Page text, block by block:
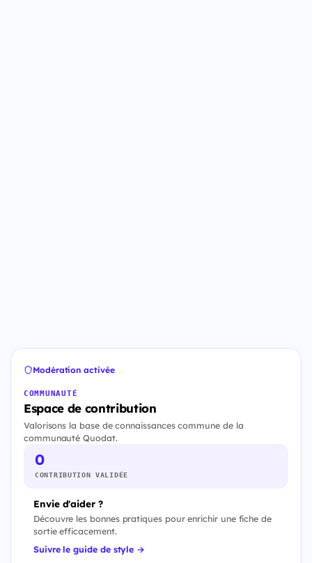
Modération activée
COMMUNAUTÉ
Espace de contribution
Valorisons la base de connaissances commune de la
communauté Quodat.
0
CONTRIBUTION VALIDÉE
Envie d'aider ?
Découvre les bonnes pratiques pour enrichir une fiche de
sortie efficacement.
Suivre le guide de style →